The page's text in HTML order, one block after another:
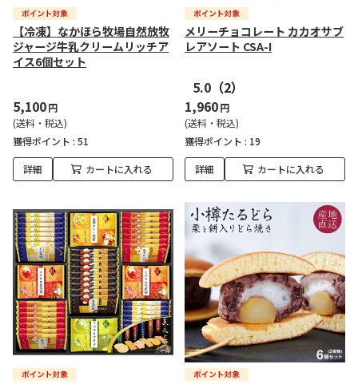
【冷凍】なかほら牧場自然放牧
ジャージ牛乳クリームリッチア
イス6個セット
5,100円
(送料・税込)
獲得ポイント : 51
詳細 カートに入れる
メリーチョコレート カカオサブ
レアソート CSA-I
5.0 （2）
1,960円
(送料・税込)
獲得ポイント : 19
詳細 カートに入れる